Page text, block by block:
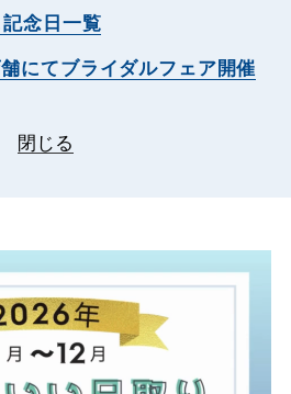
念日一覧
にてブライダルフェア開催
閉じる